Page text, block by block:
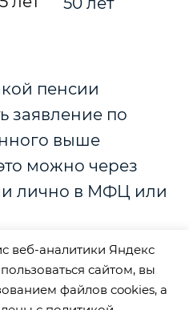
пенсии
заявление по
выше
можно через
лично в МФЦ или
на 2025 год
рублей. Он
веб-аналитики Яндекс
сайтом, вы
файлов cookies, а